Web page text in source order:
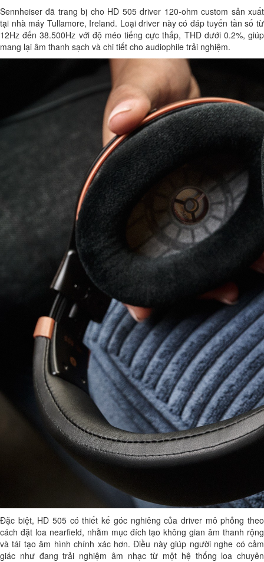
Sennheiser đã trang bị cho HD 505 driver 120-ohm custom sản xuất
tại nhà máy Tullamore, Ireland. Loại driver này có đáp tuyến tần số từ
12Hz đến 38.500Hz với độ méo tiếng cực thấp, THD dưới 0.2%, giúp
mang lại âm thanh sạch và chi tiết cho audiophile trải nghiệm.
Đặc biệt, HD 505 có thiết kế góc nghiêng của driver mô phỏng theo
cách đặt loa nearfield, nhằm mục đích tạo không gian âm thanh rộng
và tái tạo âm hình chính xác hơn. Điều này giúp người nghe có cảm
giác như đang trải nghiệm âm nhạc từ một hệ thống loa chuyên